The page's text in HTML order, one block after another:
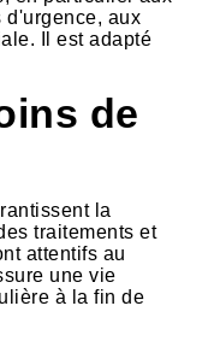
d'urgence, aux
Il est adapté
de
la
traitements et
attentifs au
une vie
à la fin de